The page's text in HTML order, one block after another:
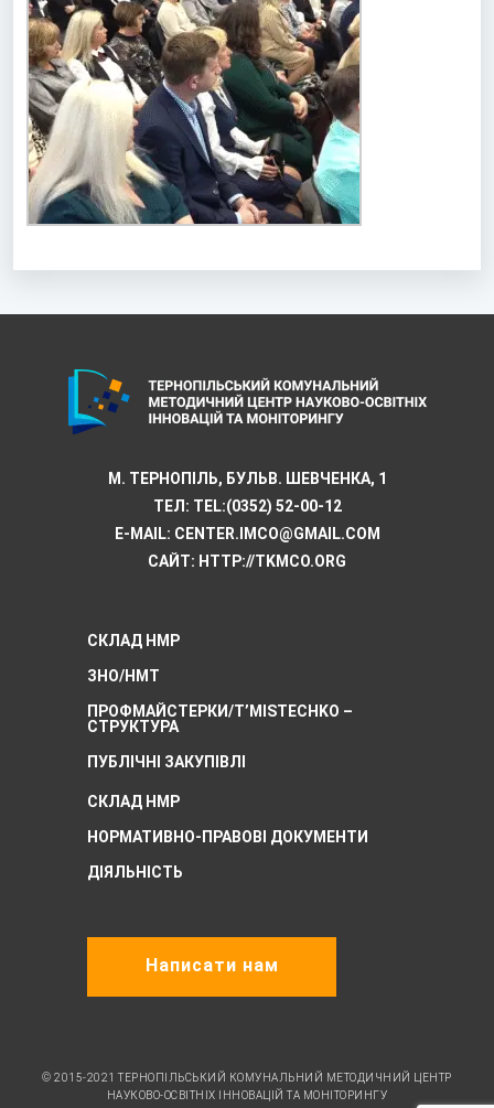
М. ТЕРНОПІЛЬ, БУЛЬВ. ШЕВЧЕНКА, 1
ТЕЛ: TEL:(0352) 52-00-12
E-MAIL: CENTER.IMCO@GMAIL.COM
САЙТ: HTTP://TKMCО.ORG
СКЛАД НМР
НОРМАТИВНО-ПРАВОВІ ДОКУМЕНТИ
ДІЯЛЬНІСТЬ
Написати нам
СКЛАД НМР
ЗНО/НМТ
ПРОФМАЙСТЕРКИ/T’MISTECHKO –
CТРУКТУРА
ПУБЛІЧНІ ЗАКУПІВЛІ
© 2015-2021 ТЕРНОПІЛЬСЬКИЙ КОМУНАЛЬНИЙ МЕТОДИЧНИЙ ЦЕНТР
НАУКОВО-ОСВІТНІХ ІННОВАЦІЙ ТА МОНІТОРИНГУ